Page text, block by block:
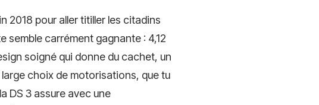
2018 pour aller titiller les citadins
semble carrément gagnante : 4,12
soigné qui donne du cachet, un
choix de motorisations, que tu
DS 3 assure avec une